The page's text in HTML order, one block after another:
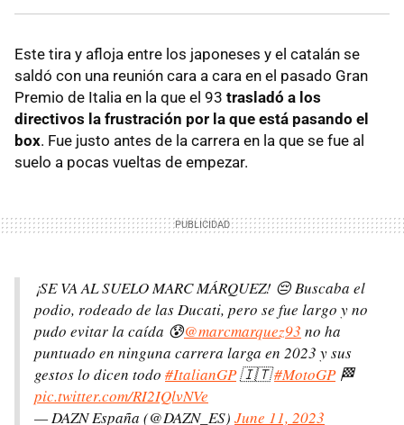
Este tira y afloja entre los japoneses y el catalán se
saldó con una reunión cara a cara en el pasado Gran
Premio de Italia en la que el 93 trasladó a los
directivos la frustración por la que está pasando el
box. Fue justo antes de la carrera en la que se fue al
suelo a pocas vueltas de empezar.
¡SE VA AL SUELO MARC MÁRQUEZ! 😔 Buscaba el
podio, rodeado de las Ducati, pero se fue largo y no
pudo evitar la caída 😰@marcmarquez93 no ha
puntuado en ninguna carrera larga en 2023 y sus
gestos lo dicen todo #ItalianGP🇮🇹#MotoGP🏁
pic.twitter.com/RI2IQlvNVe
— DAZN España (@DAZN_ES) June 11, 2023